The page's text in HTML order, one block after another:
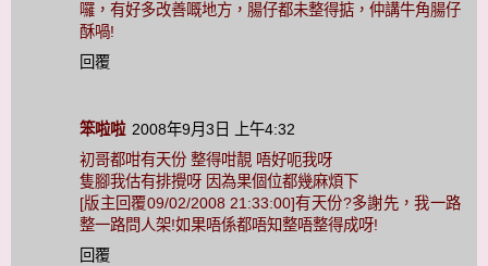
囉，有好多改善嘅地方，腸仔都未整得掂，仲講牛角腸仔
酥喎!
回覆
笨啦啦 2008年9月3日 上午4:32
初哥都咁有天份 整得咁靚 唔好呃我呀
隻腳我估有排攪呀 因為果個位都幾麻煩下
[版主回覆09/02/2008 21:33:00]有天份?多謝先，我一路
整一路問人架!如果唔係都唔知整唔整得成呀!
回覆